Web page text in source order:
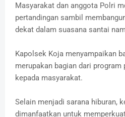
Masyarakat dan anggota Polri
pertandingan sambil
dekat dalam suasana santai
Kapolsek Koja menyampaikan
merupakan bagian dari
kepada masyarakat.
Selain menjadi sarana hiburan,
dimanfaatkan untuk